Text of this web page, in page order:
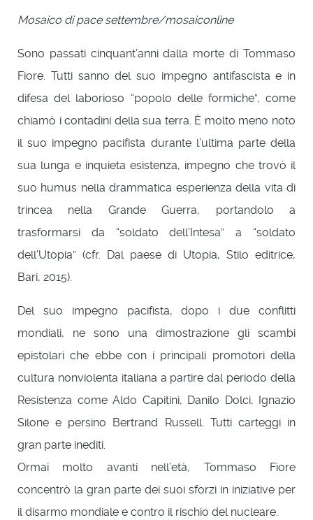
Mosaico di pace settembre/mosaiconline
Sono passati cinquant’anni dalla morte di Tommaso
Fiore. Tutti sanno del suo impegno antifascista e in
difesa del laborioso “popolo delle formiche”, come
chiamò i contadini della sua terra. È molto meno noto
il suo impegno pacifista durante l’ultima parte della
sua lunga e inquieta esistenza, impegno che trovò il
suo humus nella drammatica esperienza della vita di
trincea nella Grande Guerra, portandolo a
trasformarsi da “soldato dell’Intesa” a “soldato
dell’Utopia” (cfr. Dal paese di Utopia, Stilo editrice,
Bari, 2015).
Del suo impegno pacifista, dopo i due conflitti
mondiali, ne sono una dimostrazione gli scambi
epistolari che ebbe con i principali promotori della
cultura nonviolenta italiana a partire dal periodo della
Resistenza come Aldo Capitini, Danilo Dolci, Ignazio
Silone e persino Bertrand Russell. Tutti carteggi in
gran parte inediti.
Ormai molto avanti nell’età, Tommaso Fiore
concentrò la gran parte dei suoi sforzi in iniziative per
il disarmo mondiale e contro il rischio del nucleare.